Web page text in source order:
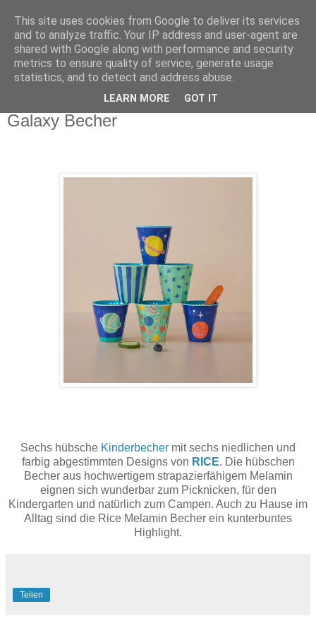
Galaxy Becher
Sechs hübsche Kinderbecher mit sechs niedlichen und
farbig abgestimmten Designs von RICE. Die hübschen
Becher aus hochwertigem strapazierfähigem Melamin
eignen sich wunderbar zum Picknicken, für den
Kindergarten und natürlich zum Campen. Auch zu Hause im
Alltag sind die Rice Melamin Becher ein kunterbuntes
Highlight.
Teilen
This site uses cookies from Google to deliver its services
and to analyze traffic. Your IP address and user-agent are
shared with Google along with performance and security
metrics to ensure quality of service, generate usage
statistics, and to detect and address abuse.
LEARN MORE GOT IT